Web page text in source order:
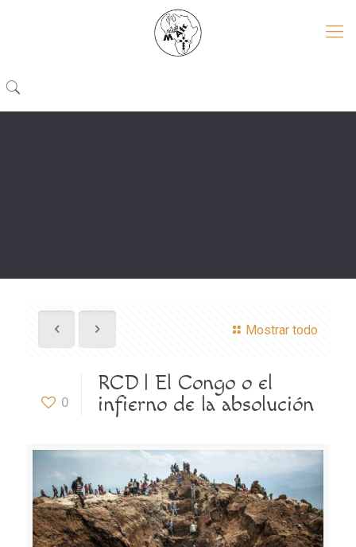
Mostrar todo
0
RCD | El Congo o el
infierno de la absolución